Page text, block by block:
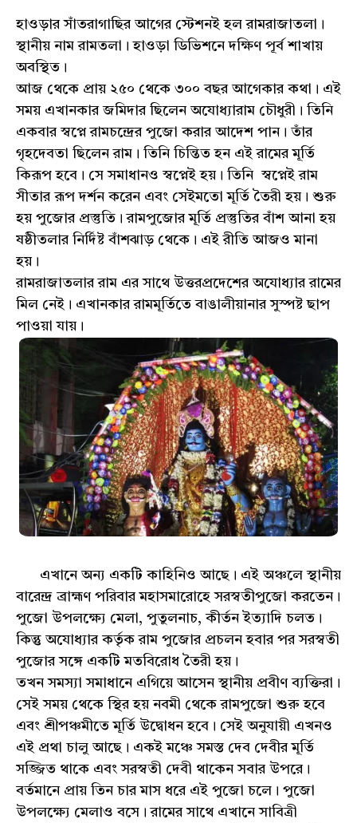
হাওড়ার সাঁতরাগাছির আগের স্টেশন‌ই হল রামরাজাতলা।
স্থানীয় নাম রামতলা। হাওড়া ডিভিশনে দক্ষিণ পূর্ব শাখায়
অবস্থিত।
আজ থেকে প্রায় ২৫০ থেকে ৩০০ বছর আগেকার কথা। এই
সময় এখানকার জমিদার ছিলেন অযোধ্যারাম চৌধুরী। তিনি
একবার স্বপ্নে রামচন্দ্রের পুজো করার আদেশ পান। তাঁর
গৃহদেবতা ছিলেন রাম। তিনি চিন্তিত হন এই রামের মূর্তি
কিরূপ হবে। সে সমাধান‌ও স্বপ্নে‌ই হয়। তিনি স্বপ্নেই রাম
সীতার রূপ দর্শন করেন এবং সেইমতো মূর্তি তৈরী হয়। শুরু
হয় পুজোর প্রস্তুতি। রামপুজোর মূর্তি প্রস্তুতির বাঁশ আনা হয়
ষষ্ঠীতলার নির্দিষ্ট বাঁশঝাড় থেকে। এই রীতি আজ‌ও মানা
হয়।
রামরাজাতলার রাম এর সাথে উত্তরপ্রদেশের অযোধ্যার রামের
মিল নেই। এখানকার রামমূর্তিতে বাঙালীয়ানার সুস্পষ্ট ছাপ
পাওয়া যায়।
এখানে অন্য একটি কাহিনিও আছে। এই অঞ্চলে স্থানীয়
বারেন্দ্র ব্রাহ্মণ পরিবার মহাসমারোহে সরস্বতীপুজো করতেন।
পুজো উপলক্ষ্যে মেলা, পুতুলনাচ, কীর্তন ইত্যাদি চলত।
কিন্তু অযোধ্যার কর্তৃক রাম পুজোর প্রচলন হবার পর সরস্বতী
পুজোর সঙ্গে একটি মতবিরোধ তৈরী হয়।
তখন সমস্যা সমাধানে এগিয়ে আসেন স্থানীয় প্রবীণ ব্যক্তিরা।
সেই সময় থেকে স্থির হয় নবমী থেকে রামপুজো শুরু হবে
এবং শ্রীপঞ্চমীতে মূর্তি উদ্বোধন হবে। সেই অনুযায়ী এখন‌ও
এই প্রথা চালু আছে। এক‌ই মঞ্চে সমস্ত দেব দেবীর মূর্তি
সজ্জিত থাকে এবং সরস্বতী দেবী থাকেন সবার উপরে।
বর্তমানে প্রায় তিন চার মাস ধরে এই পুজো চলে। পুজো
উপলক্ষ্যে মেলাও বসে। রামের সাথে এখানে সাবিত্রী